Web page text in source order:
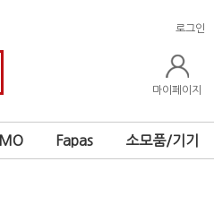
로그인
마이페이지
Fapas 소모품/기기